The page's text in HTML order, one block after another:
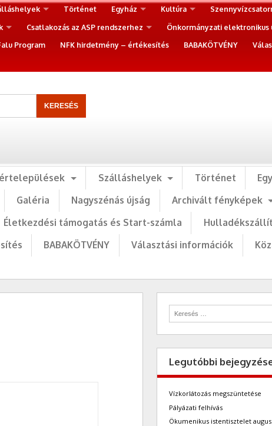
Történet Egyház Kultúra
Csatlakozás az ASP rendszerhez
Önkormányzati elektronikus
Program NFK hirdetmény – értékesítés BABAKÖTVÉNY
Szálláshelyek Történet
Galéria Nagyszénás újság Archivált fényképek
Életkezdési támogatás és Start-számla
BABAKÖTVÉNY Választási információk
Legutóbbi
Vízkorlátozás megszüntetése
Pályázati felhívás
Ökumenikus istentisztelet